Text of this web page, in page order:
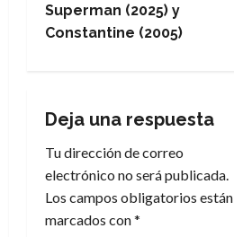
g
c
i
ó
n
Superman (2025) y
Constantine (2005)
Deja una respuesta
Tu dirección de correo
electrónico no será publicada.
Los campos obligatorios están
marcados con*